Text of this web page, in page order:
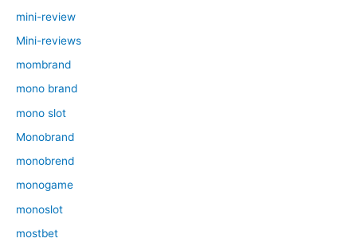
mini-review
Mini-reviews
mombrand
mono brand
mono slot
Monobrand
monobrend
monogame
monoslot
mostbet